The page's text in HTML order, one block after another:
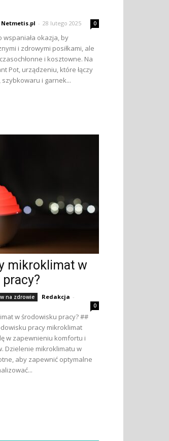
- 28 lutego 2025 0
wspaniała okazja, by
i zdrowymi posiłkami, ale
i kosztowne. Na
Pot, urządzeniu, które łączy
i garnek...
mikroklimat w
na zdrowie Redakcja -
0
w środowisku pracy? ##
pracy mikroklimat
w zapewnieniu komfortu i
Dzielenie mikroklimatu w
aby zapewnić optymalne